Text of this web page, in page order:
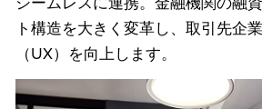
ト構造を大きく変革し、取引先企
（UX）を向上します。